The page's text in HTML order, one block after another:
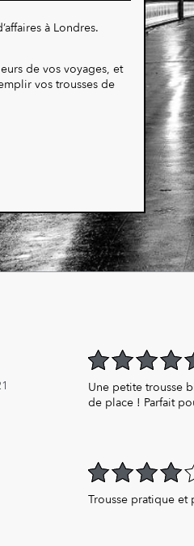
à Londres.
de vos voyages, et
vos trousses de
Une petite trousse
de place ! Parfait
Trousse pratique et